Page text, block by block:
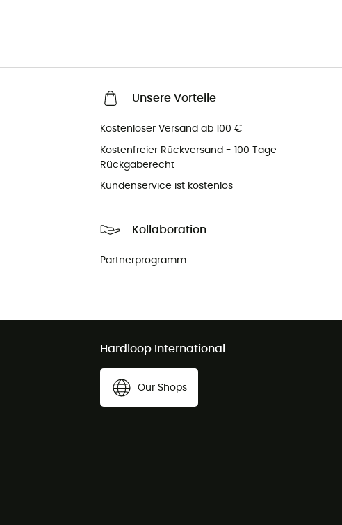
Unsere Vorteile
Kostenloser Versand ab 100 €
Kostenfreier Rückversand - 100 Tage
Rückgaberecht
Kundenservice ist kostenlos
Kollaboration
Partnerprogramm
Hardloop International
Our Shops